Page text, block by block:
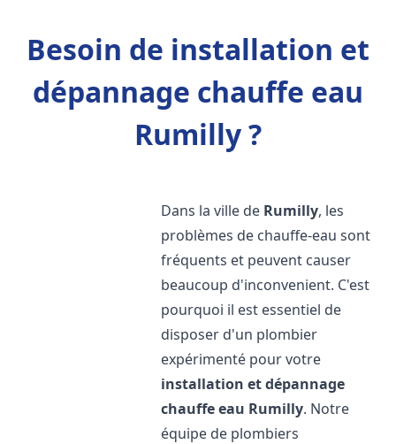
Besoin de installation et
dépannage chauffe eau
Rumilly ?
Dans la ville de Rumilly, les
problèmes de chauffe-eau sont
fréquents et peuvent causer
beaucoup d'inconvenient. C'est
pourquoi il est essentiel de
disposer d'un plombier
expérimenté pour votre
installation et dépannage
chauffe eau Rumilly. Notre
équipe de plombiers